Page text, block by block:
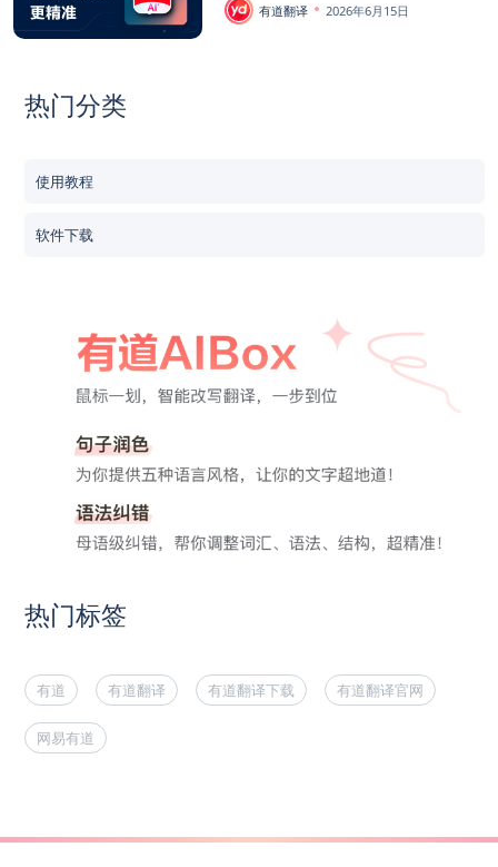
有道翻译 2026年6月15日
热门分类
使用教程
软件下载
热门标签
有道 有道翻译 有道翻译下载 有道翻译官网
网易有道